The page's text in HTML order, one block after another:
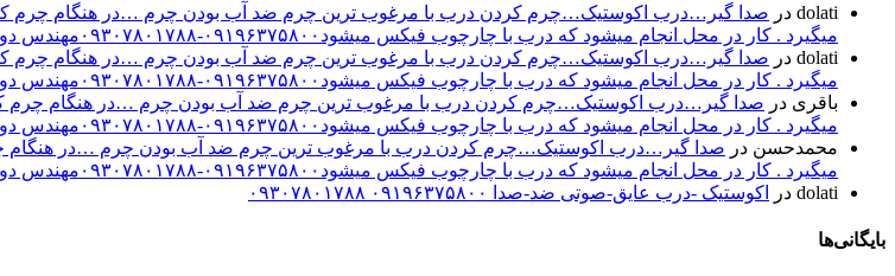
dolati در صدا گیر…درب اکوستیک…چرم کردن درب با مرغوب ترین چرم ضد آب بودن چرم …در هنگام چرم
میگیرد . کار در محل انجام میشود که درب با چارچوب فیکس میشود۰۹۱۹۶۳۷۵۸۰۰-۰۹۳۰۷۸۰۱۷۸۸مهندس دولتی
dolati در صدا گیر…درب اکوستیک…چرم کردن درب با مرغوب ترین چرم ضد آب بودن چرم …در هنگام چرم
میگیرد . کار در محل انجام میشود که درب با چارچوب فیکس میشود۰۹۱۹۶۳۷۵۸۰۰-۰۹۳۰۷۸۰۱۷۸۸مهندس دولتی
باقری در صدا گیر…درب اکوستیک…چرم کردن درب با مرغوب ترین چرم ضد آب بودن چرم …در هنگام چرم
میگیرد . کار در محل انجام میشود که درب با چارچوب فیکس میشود۰۹۱۹۶۳۷۵۸۰۰-۰۹۳۰۷۸۰۱۷۸۸مهندس دولتی
محمدحسن در صدا گیر…درب اکوستیک…چرم کردن درب با مرغوب ترین چرم ضد آب بودن چرم …در هنگام
میگیرد . کار در محل انجام میشود که درب با چارچوب فیکس میشود۰۹۱۹۶۳۷۵۸۰۰-۰۹۳۰۷۸۰۱۷۸۸مهندس دولتی
dolati در اکوستیک -درب عایق-صوتی ضد-صدا ۰۹۱۹۶۳۷۵۸۰۰ ۰۹۳۰۷۸۰۱۷۸۸
بایگانی‌ها